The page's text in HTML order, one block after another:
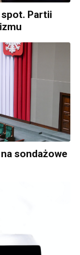
Partii
sondażowe